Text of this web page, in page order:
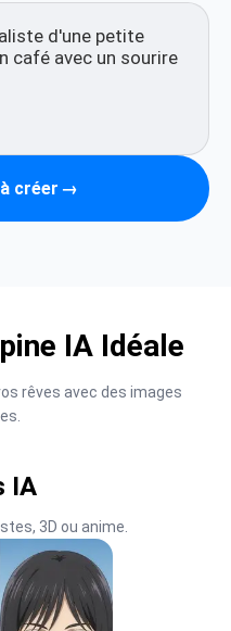
créer →
IA Idéale
rêves avec des images
IA
3D ou anime.